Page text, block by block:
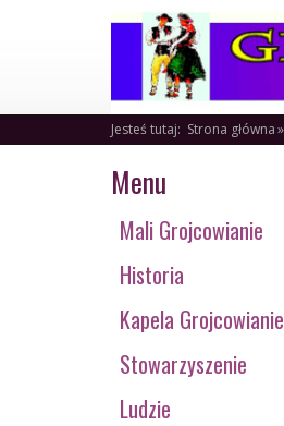
Jesteś tutaj: Strona główna
Menu
Mali Grojcowianie
Historia
Kapela Grojcowianie
Stowarzyszenie
Ludzie